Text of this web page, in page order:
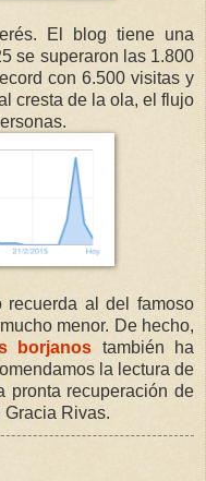
El blog tiene una
se superaron las 1.800
con 6.500 visitas y
cresta de la ola, el flujo
recuerda al del famoso
menor. De hecho,
borjanos también ha
la lectura de
pronta recuperación de
Gracia Rivas.